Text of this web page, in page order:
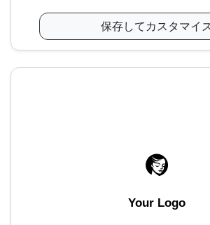
保存してカスタマイ
Your Logo